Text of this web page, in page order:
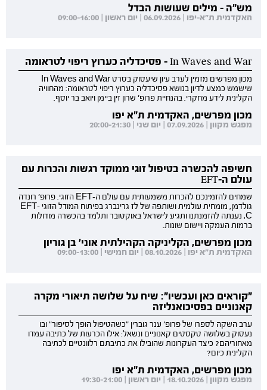
מש"ה - מילים שעושות הבדל
האקדמית ת"א-יפו | 06.09.2026 | יום ראשון | 09:00-16:00
In Waves and War - פסיכדליה כערוץ ריפוי לטראומה
מכון מפרשים מזמין לערב עיון שיעסוק בסרט In Waves and War
שישמש כמצע לדיון בנושא פסיכדליה כערוץ ריפוי לטראומה: מהחוויה
הקלינית לידע מחקרי. בהנחיית פרופ' שרון זין ביימן ויואב בר יוסף.
מכון מפרשים, האקדמית ת"א יפו
מפגש מקוון | 07.09.2026 | יום שני | 20:00-21:30
חשיפה להכשרה בטיפול זוגי ממוקד רגשות והכרות עם
עולם ה-EFT
שמחים להזמינכם להכרות משמעותית עם עולם ה-EFT הזוגי. פרופ' רונדה
גולדמן, מומחית עולמית ושותפה של לז גרינברג בפיתוח המודל הזוגי EFT-
C, נענתה להזמנתנו ותגיע לישראל באוקטובר ותלמד בהכשרה מודולות
ברמות העמקה ויישום שונות.
מכון מפרשים, הקליניקה הקהילתית אוני' בן גוריון
האקדמית ת"א יפו | 08.10.2026 | יום חמישי | 09:00-13:00
"קוראים כאן ועכשיו": שיח על שלושה תיאורי מקרה
קאנוניים בפסיכואנליזה
ערב השקה לספרו של פרופ' ענר גוברין "כשהטיפול הופך לסיפור" ובו
נעסוק בשלושה טקסטים קאנוניים ונשאל: אילו הכרעות של כתיבה עמדו
מאחוריהם? כיצד העקרונות שהובילו את כתיבתם רלוונטיים לכתיבה
הקלינית כיום?
מכון מפרשים, האקדמית ת"א יפו
מפגש מקוון | 18.10.2026 | יום ראשון | 19:30-21:00